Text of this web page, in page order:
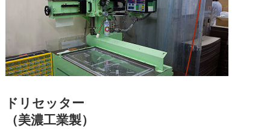
ドリセッター
（美濃工業製）